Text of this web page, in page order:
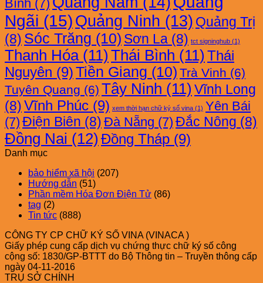
Bình (7)
Ngãi (15) Quảng Ninh (13) Quảng Trị
(8) Sóc Trăng (10) Sơn La (8) tct signinghub (1)
Thanh Hóa(11) Thái Bình (11) Thái
Nguyên (9)Tiền Giang (10) Trà Vinh (6)
Tuyên Quang (6) Tây Ninh (11) Vĩnh Long
(8)Vĩnh Phúc (9) xem thời hạn chữ ký số vina (1) Yên Bái
(7) Điện Biên (8) Đà Nẵng (7) Đắc Nông (8)
Đồng Nai (12) Đồng Tháp (9)
Danh mục
bảo hiểm xã hội (207)
Hướng dẫn (51)
Phần mềm Hóa Đơn Điện Tử (86)
tag (2)
Tin tức (888)
CÔNG TY CP CHỮ KÝ SỐ VINA (VINACA )
Giấy phép cung cấp dịch vụ chứng thực chữ ký số công
cộng số: 1830/GP-BTTT do Bộ Thông tin – Truyền thông cấp
ngày 04-11-2016
TRỤ SỞ CHÍNH